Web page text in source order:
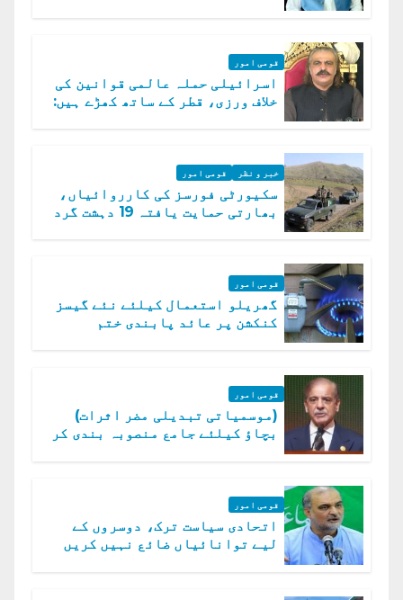
قومی امور
اسرائیلی حملہ عالمی قوانین کی
خلاف ورزی، قطر کے ساتھ کھڑے ہیں:
خبر و نظر قومی امور
سکیورٹی فورسز کی کارروائیاں،
بھارتی حمایت یافتہ 19 دہشت گرد
قومی امور
گھریلو استعمال کیلئے نئے گیسز
کنکشن پر عائد پابندی ختم
قومی امور
(موسمیاتی تبدیلی مضر اثرات)
بچاؤ کیلئے جامع منصوبہ بندی کر
قومی امور
اتحادی سیاست ترک، دوسروں کے
لیے توانائیاں ضائع نہیں کریں